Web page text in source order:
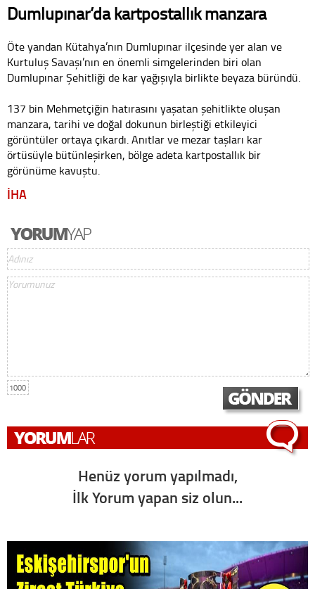
Dumlupınar’da kartpostallık manzara
Öte yandan Kütahya’nın Dumlupınar ilçesinde yer alan ve
Kurtuluş Savaşı’nın en önemli simgelerinden biri olan
Dumlupınar Şehitliği de kar yağışıyla birlikte beyaza büründü.
137 bin Mehmetçiğin hatırasını yaşatan şehitlikte oluşan
manzara, tarihi ve doğal dokunun birleştiği etkileyici
görüntüler ortaya çıkardı. Anıtlar ve mezar taşları kar
örtüsüyle bütünleşirken, bölge adeta kartpostallık bir
görünüme kavuştu.
İHA
1000
Henüz yorum yapılmadı,
İlk Yorum yapan siz olun...